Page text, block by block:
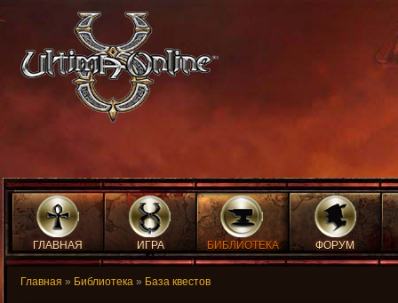
ГЛАВНАЯ ИГРА БИБЛИОТЕКА ФОРУМ
Главная » Библиотека » База квестов